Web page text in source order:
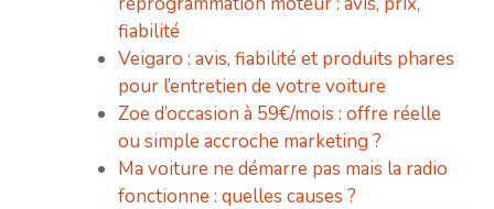
fiabilité
Veigaro : avis, fiabilité et produits phares
pour l’entretien de votre voiture
Zoe d’occasion à 59€/mois : offre réelle
ou simple accroche marketing ?
Ma voiture ne démarre pas mais la radio
fonctionne : quelles causes ?